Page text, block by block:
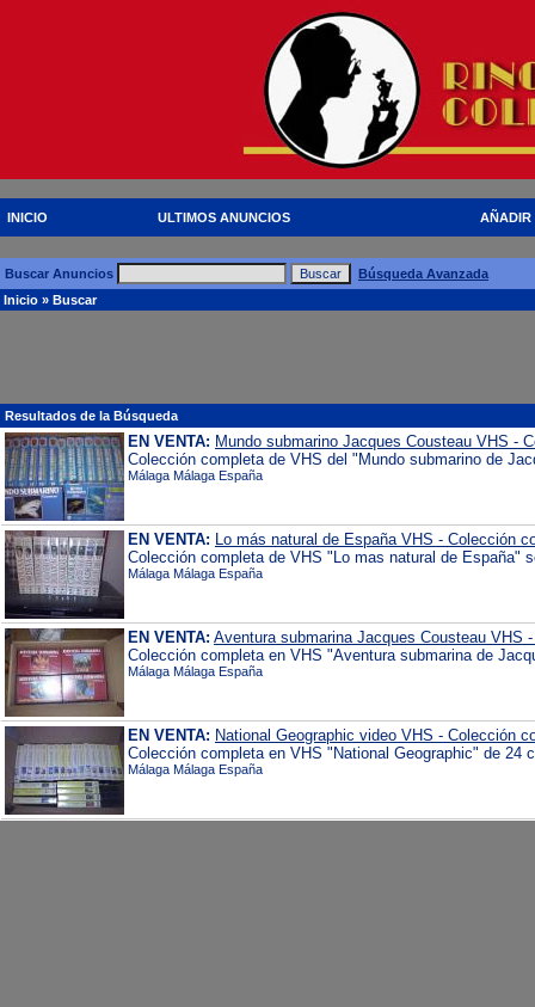
INICIO ULTIMOS ANUNCIOS AÑADIR
Buscar Anuncios
Búsqueda Avanzada
Inicio » Buscar
Resultados de la Búsqueda
EN VENTA: Mundo submarino Jacques Cousteau VHS -
Colección completa de VHS del "Mundo submarino de
Málaga Málaga España
EN VENTA: Lo más natural de España VHS - Colección
Colección completa de VHS "Lo mas natural de España"
Málaga Málaga España
EN VENTA: Aventura submarina Jacques Cousteau VHS
Colección completa en VHS "Aventura submarina de
Málaga Málaga España
EN VENTA: National Geographic video VHS - Colección
Colección completa en VHS "National Geographic" de 24
Málaga Málaga España